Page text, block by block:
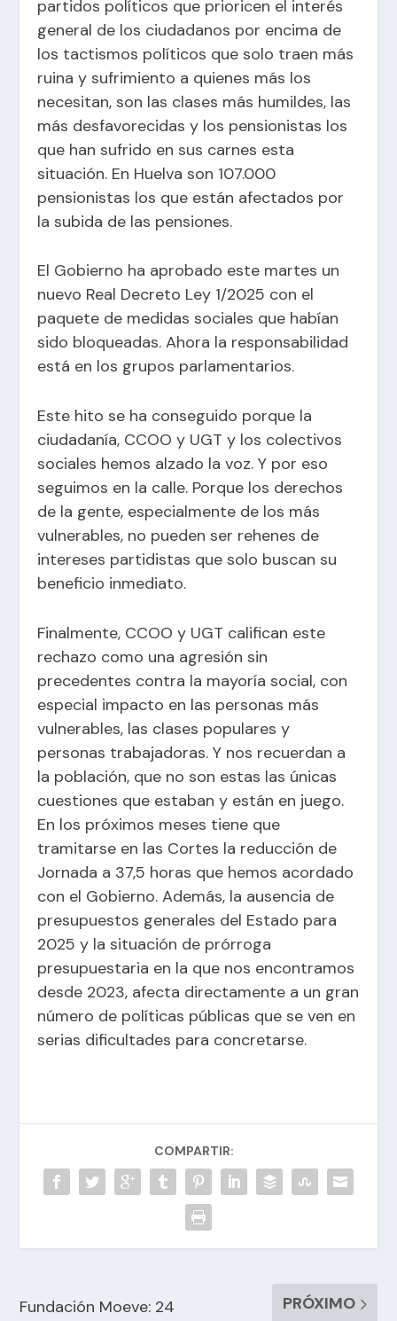
partidos políticos que prioricen el interés
general de los ciudadanos por encima de
los tactismos políticos que solo traen más
ruina y sufrimiento a quienes más los
necesitan, son las clases más humildes, las
más desfavorecidas y los pensionistas los
que han sufrido en sus carnes esta
situación. En Huelva son 107.000
pensionistas los que están afectados por
la subida de las pensiones.
El Gobierno ha aprobado este martes un
nuevo Real Decreto Ley 1/2025 con el
paquete de medidas sociales que habían
sido bloqueadas. Ahora la responsabilidad
está en los grupos parlamentarios.
Este hito se ha conseguido porque la
ciudadanía, CCOO y UGT y los colectivos
sociales hemos alzado la voz. Y por eso
seguimos en la calle. Porque los derechos
de la gente, especialmente de los más
vulnerables, no pueden ser rehenes de
intereses partidistas que solo buscan su
beneficio inmediato.
Finalmente, CCOO y UGT califican este
rechazo como una agresión sin
precedentes contra la mayoría social, con
especial impacto en las personas más
vulnerables, las clases populares y
personas trabajadoras. Y nos recuerdan a
la población, que no son estas las únicas
cuestiones que estaban y están en juego.
En los próximos meses tiene que
tramitarse en las Cortes la reducción de
Jornada a 37,5 horas que hemos acordado
con el Gobierno. Además, la ausencia de
presupuestos generales del Estado para
2025 y la situación de prórroga
presupuestaria en la que nos encontramos
desde 2023, afecta directamente a un gran
número de políticas públicas que se ven en
serias dificultades para concretarse.
COMPARTIR:
Fundación Moeve: 24
PRÓXIMO